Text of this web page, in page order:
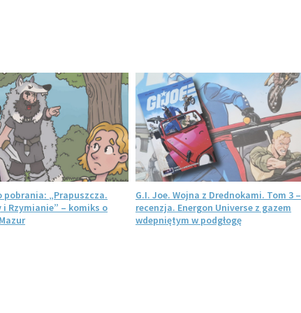
pobrania: „Prapuszcza.
i Rzymianie” – komiks o
G.I. Joe. Wojna z Drednokami. Tom 3 –
recenzja. Energon Universe z gazem
wdepniętym w podgłogę